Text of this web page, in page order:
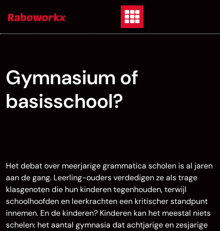
Raboworkx
Gymnasium of
basisschool?
Het debat over meerjarige grammatica scholen is al jaren
aan de gang. Leerling-ouders verdedigen ze als trage
klasgenoten die hun kinderen tegenhouden, terwijl
schoolhoofden en leerkrachten een kritischer standpunt
innemen. En de kinderen? Kinderen kan het meestal niets
schelen: het aantal gymnasia dat achtjarige en zesjarige